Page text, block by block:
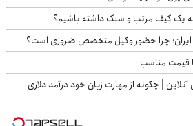
یک کیف مرتب و سبک داشته باشیم؟
ایران؛ چرا حضور وکیل متخصص ضروری است؟
قیمت مناسب
| چگونه از مهارت زبان خود درآمد دلاری